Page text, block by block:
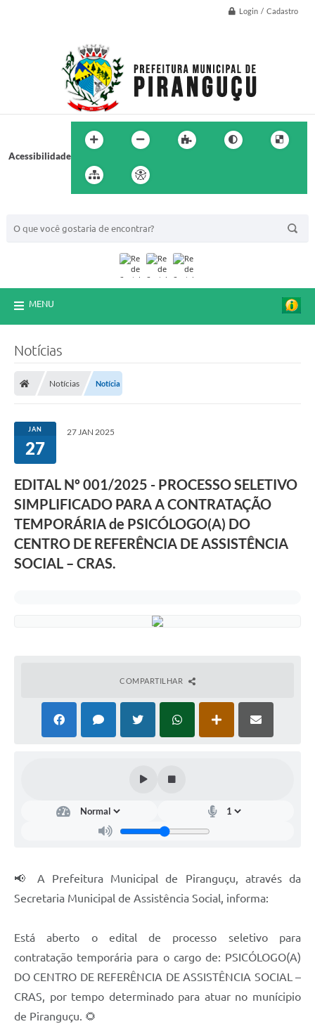
Login / Cadastro
Acessibilidade
MENU
Notícias
Notícias Notícia
JAN
27
27 JAN 2025
EDITAL Nº 001/2025 - PROCESSO SELETIVO
SIMPLIFICADO PARA A CONTRATAÇÃO
TEMPORÁRIA de PSICÓLOGO(A) DO
CENTRO DE REFERÊNCIA DE ASSISTÊNCIA
SOCIAL – CRAS.
COMPARTILHAR
📢 A Prefeitura Municipal de Piranguçu, através da
Secretaria Municipal de Assistência Social, informa:
Está aberto o edital de processo seletivo para
contratação temporária para o cargo de: PSICÓLOGO(A)
DO CENTRO DE REFERÊNCIA DE ASSISTÊNCIA SOCIAL –
CRAS, por tempo determinado para atuar no munícipio
de Piranguçu. 🌻